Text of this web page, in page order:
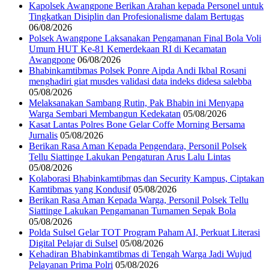
‎Kapolsek Awangpone Berikan Arahan kepada Personel untuk
Tingkatkan Disiplin dan Profesionalisme dalam Bertugas
06/08/2026
‎Polsek Awangpone Laksanakan Pengamanan Final Bola Voli
Umum HUT Ke-81 Kemerdekaan RI di Kecamatan
Awangpone 06/08/2026
Bhabinkamtibmas Polsek Ponre Aipda Andi Ikbal Rosani
menghadiri giat musdes validasi data indeks didesa salebba
05/08/2026
Melaksanakan Sambang Rutin, Pak Bhabin ini Menyapa
Warga Sembari Membangun Kedekatan 05/08/2026
Kasat Lantas Polres Bone Gelar Coffe Morning Bersama
Jurnalis 05/08/2026
Berikan Rasa Aman Kepada Pengendara, Personil Polsek
Tellu Siattinge Lakukan Pengaturan Arus Lalu Lintas
05/08/2026
Kolaborasi Bhabinkamtibmas dan Security Kampus, Ciptakan
Kamtibmas yang Kondusif 05/08/2026
Berikan Rasa Aman Kepada Warga, Personil Polsek Tellu
Siattinge Lakukan Pengamanan Turnamen Sepak Bola
05/08/2026
Polda Sulsel Gelar TOT Program Paham AI, Perkuat Literasi
Digital Pelajar di Sulsel 05/08/2026
Kehadiran Bhabinkamtibmas di Tengah Warga Jadi Wujud
Pelayanan Prima Polri 05/08/2026